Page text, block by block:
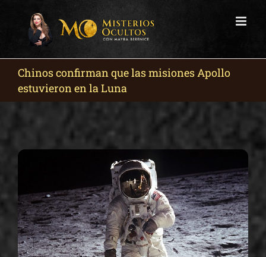
Chinos confirman que las misiones Apollo
estuvieron en la Luna